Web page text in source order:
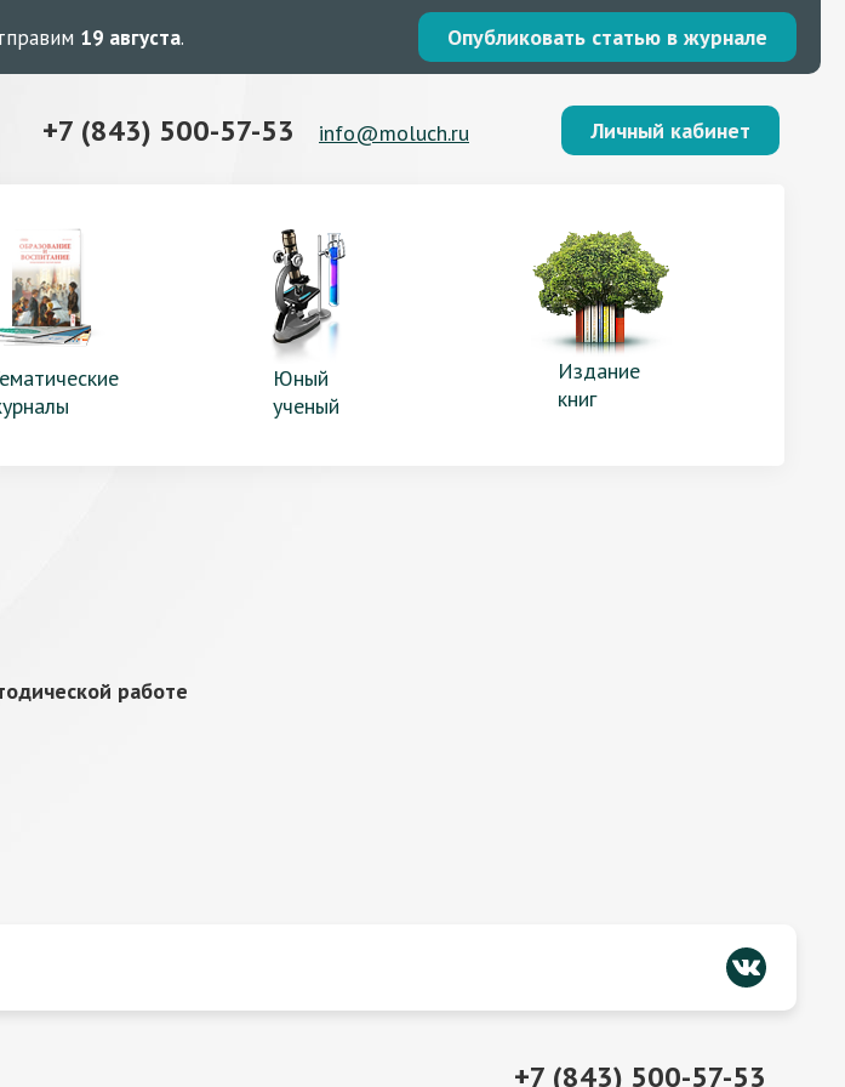
19 августа. Опубликовать статью в журнале
+7 (843) 500-57-53 info@moluch.ru Личный кабинет
Юный
ученый
Издание
книг
работе
+7 (843) 500-57-53